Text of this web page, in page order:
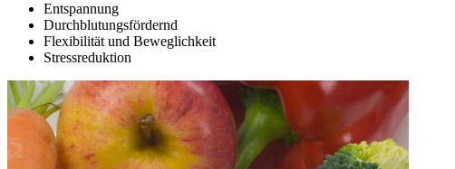
Entspannung
Durchblutungsfördernd
Flexibilität und Beweglichkeit
Stressreduktion